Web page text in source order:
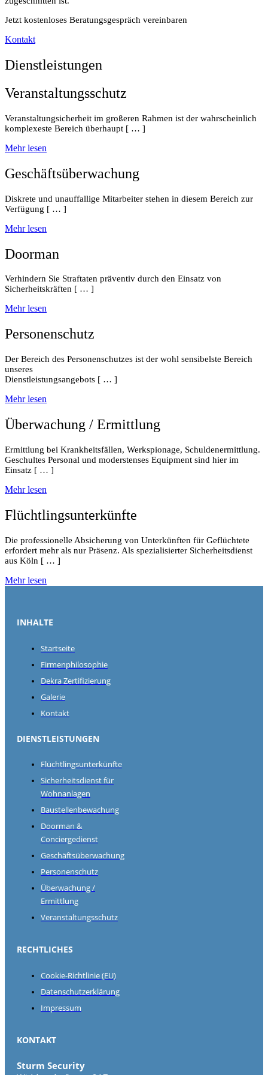
Jetzt kostenloses Beratungsgespräch vereinbaren
Kontakt
Dienstleistungen
Veranstaltungsschutz
Veranstaltungsicherheit im großeren Rahmen ist der wahrscheinlich
komplexeste Bereich überhaupt [ … ]
Mehr lesen
Geschäftsüberwachung
Diskrete und unauffallige Mitarbeiter stehen in diesem Bereich zur
Verfügung [ … ]
Mehr lesen
Doorman
Verhindern Sie Straftaten präventiv durch den Einsatz von
Sicherheitskräften [ … ]
Mehr lesen
Personenschutz
Der Bereich des Personenschutzes ist der wohl sensibelste Bereich
unseres
Dienstleistungsangebots [ … ]
Mehr lesen
Überwachung / Ermittlung
Ermittlung bei Krankheitsfällen, Werkspionage, Schuldenermittlung.
Geschultes Personal und moderstenses Equipment sind hier im
Einsatz [ … ]
Mehr lesen
Flüchtlingsunterkünfte
Die professionelle Absicherung von Unterkünften für Geflüchtete
erfordert mehr als nur Präsenz. Als spezialisierter Sicherheitsdienst
aus Köln [ … ]
Mehr lesen
INHALTE
Startseite
Firmenphilosophie
Dekra Zertifizierung
Galerie
Kontakt
DIENSTLEISTUNGEN
Flüchtlingsunterkünfte
Sicherheitsdienst für
Wohnanlagen
Baustellenbewachung
Doorman &
Conciergedienst
Geschäftsüberwachung
Personenschutz
Überwachung /
Ermittlung
Veranstaltungsschutz
RECHTLICHES
Cookie-Richtlinie (EU)
Datenschutzerklärung
Impressum
KONTAKT
Sturm Security